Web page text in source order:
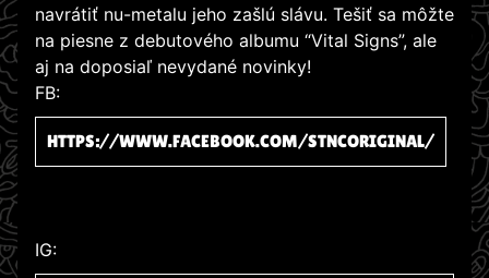
navrátiť nu-metalu jeho zašlú slávu. Tešiť sa môžte
na piesne z debutového albumu “Vital Signs”, ale
aj na doposiaľ nevydané novinky!
FB:
HTTPS://WWW.FACEBOOK.COM/STNCORIGINAL/
IG: